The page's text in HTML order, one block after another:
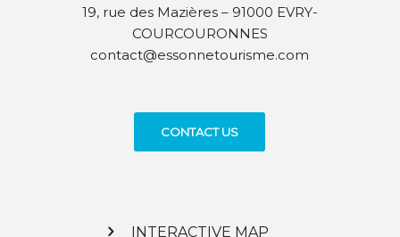
19, rue des Mazières – 91000 EVRY-
COURCOURONNES
contact@essonnetourisme.com
CONTACT US
INTERACTIVE MAP